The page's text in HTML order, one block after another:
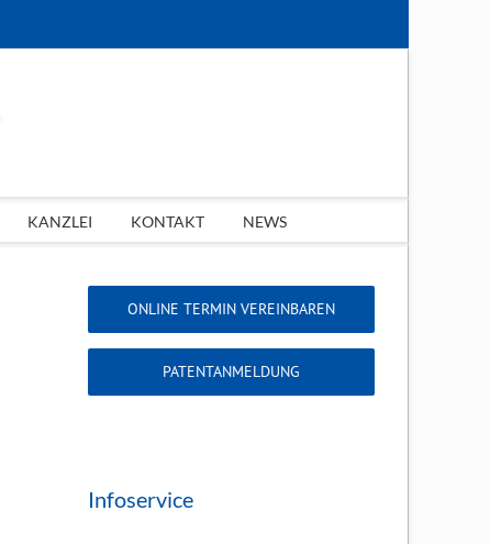
KANZLEI KONTAKT NEWS
ONLINE TERMIN VEREINBAREN
PATENTANMELDUNG
Infoservice